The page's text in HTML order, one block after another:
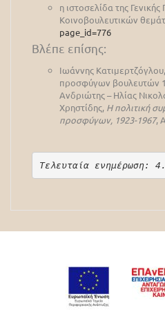
η ιστοσελίδα της
Κοινοβουλευτικών
page_id=776
Βλέπε επίσης:
Ιωάννης
προσφύγων βουλευτών
Ανδριώτης – Ηλίας
Χρηστίδης, Η πολιτική
προσφύγων, 1923-1967,
Τελευταία ενημέρωση: